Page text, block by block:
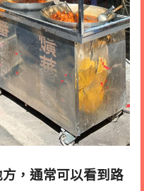
，通常可以看到路